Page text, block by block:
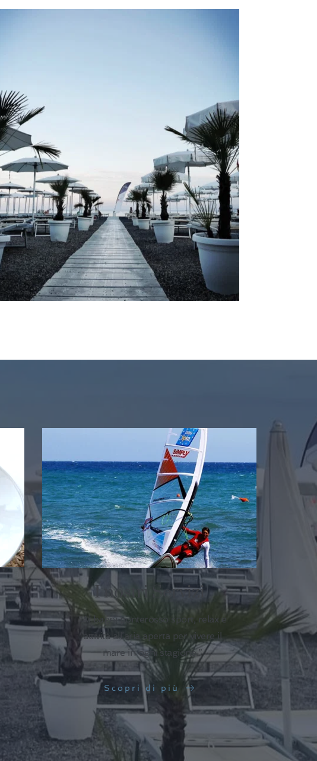
I nostri Servizi
“Ai bagni ponterosso sport, relax e
attività all’aria aperta per vivere il
mare in ogni stagione.”
Scopri di più